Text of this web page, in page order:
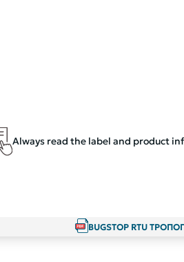
Always read the label and product
BUGSTOP RTU